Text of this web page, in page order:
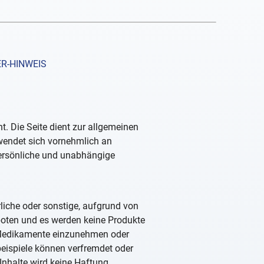
HINWEIS
Die Seite dient zur allgemeinen
sich vornehmlich an
und unabhängige
oder sonstige, aufgrund von
und es werden keine Produkte
einzunehmen oder
können verfremdet oder